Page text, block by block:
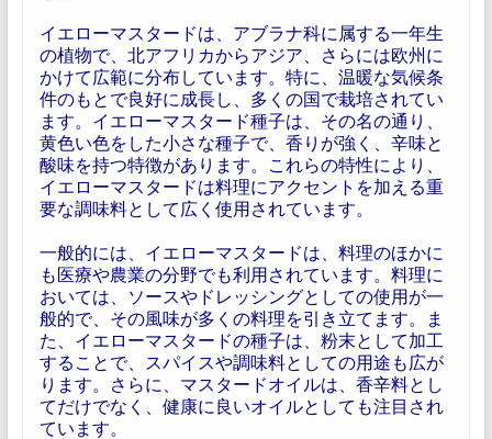
イエローマスタードは、アブラナ科に属する一年生
の植物で、北アフリカからアジア、さらには欧州に
かけて広範に分布しています。特に、温暖な気候条
件のもとで良好に成長し、多くの国で栽培されてい
ます。イエローマスタード種子は、その名の通り、
黄色い色をした小さな種子で、香りが強く、辛味と
酸味を持つ特徴があります。これらの特性により、
イエローマスタードは料理にアクセントを加える重
要な調味料として広く使用されています。
一般的には、イエローマスタードは、料理のほかに
も医療や農業の分野でも利用されています。料理に
おいては、ソースやドレッシングとしての使用が一
般的で、その風味が多くの料理を引き立てます。ま
た、イエローマスタードの種子は、粉末として加工
することで、スパイスや調味料としての用途も広が
ります。さらに、マスタードオイルは、香辛料とし
てだけでなく、健康に良いオイルとしても注目され
ています。